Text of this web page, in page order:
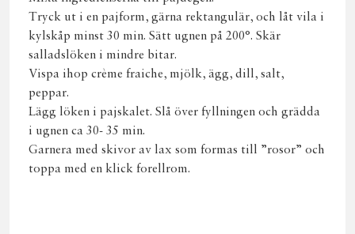
Tryck ut i en pajform, gärna rektangulär, och låt vila i
kylskåp minst 30 min. Sätt ugnen på 200°. Skär
salladslöken i mindre bitar.
Vispa ihop crème fraiche, mjölk, ägg, dill, salt,
peppar.
Lägg löken i pajskalet. Slå över fyllningen och grädda
i ugnen ca 30- 35 min.
Garnera med skivor av lax som formas till ”rosor” och
toppa med en klick forellrom.